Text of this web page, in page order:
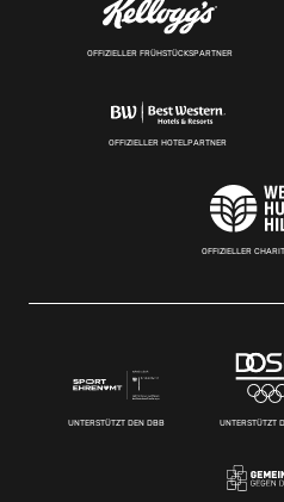
OFFIZIELLER FRÜHSTÜCKSPARTNER
OFFIZIELLER HOTELPARTNER
OFFIZIELLER
UNTERSTÜTZT DEN DBB UNTERSTÜTZT